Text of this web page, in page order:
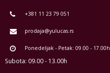
+381 11 23 79 051
prodaja@yulucas.rs
Ponedeljak - Petak: 09.00 - 17.00h
Subota: 09.00 - 13.00h